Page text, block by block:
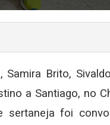
Samira Brito,
a Santiago, no
sertaneja foi